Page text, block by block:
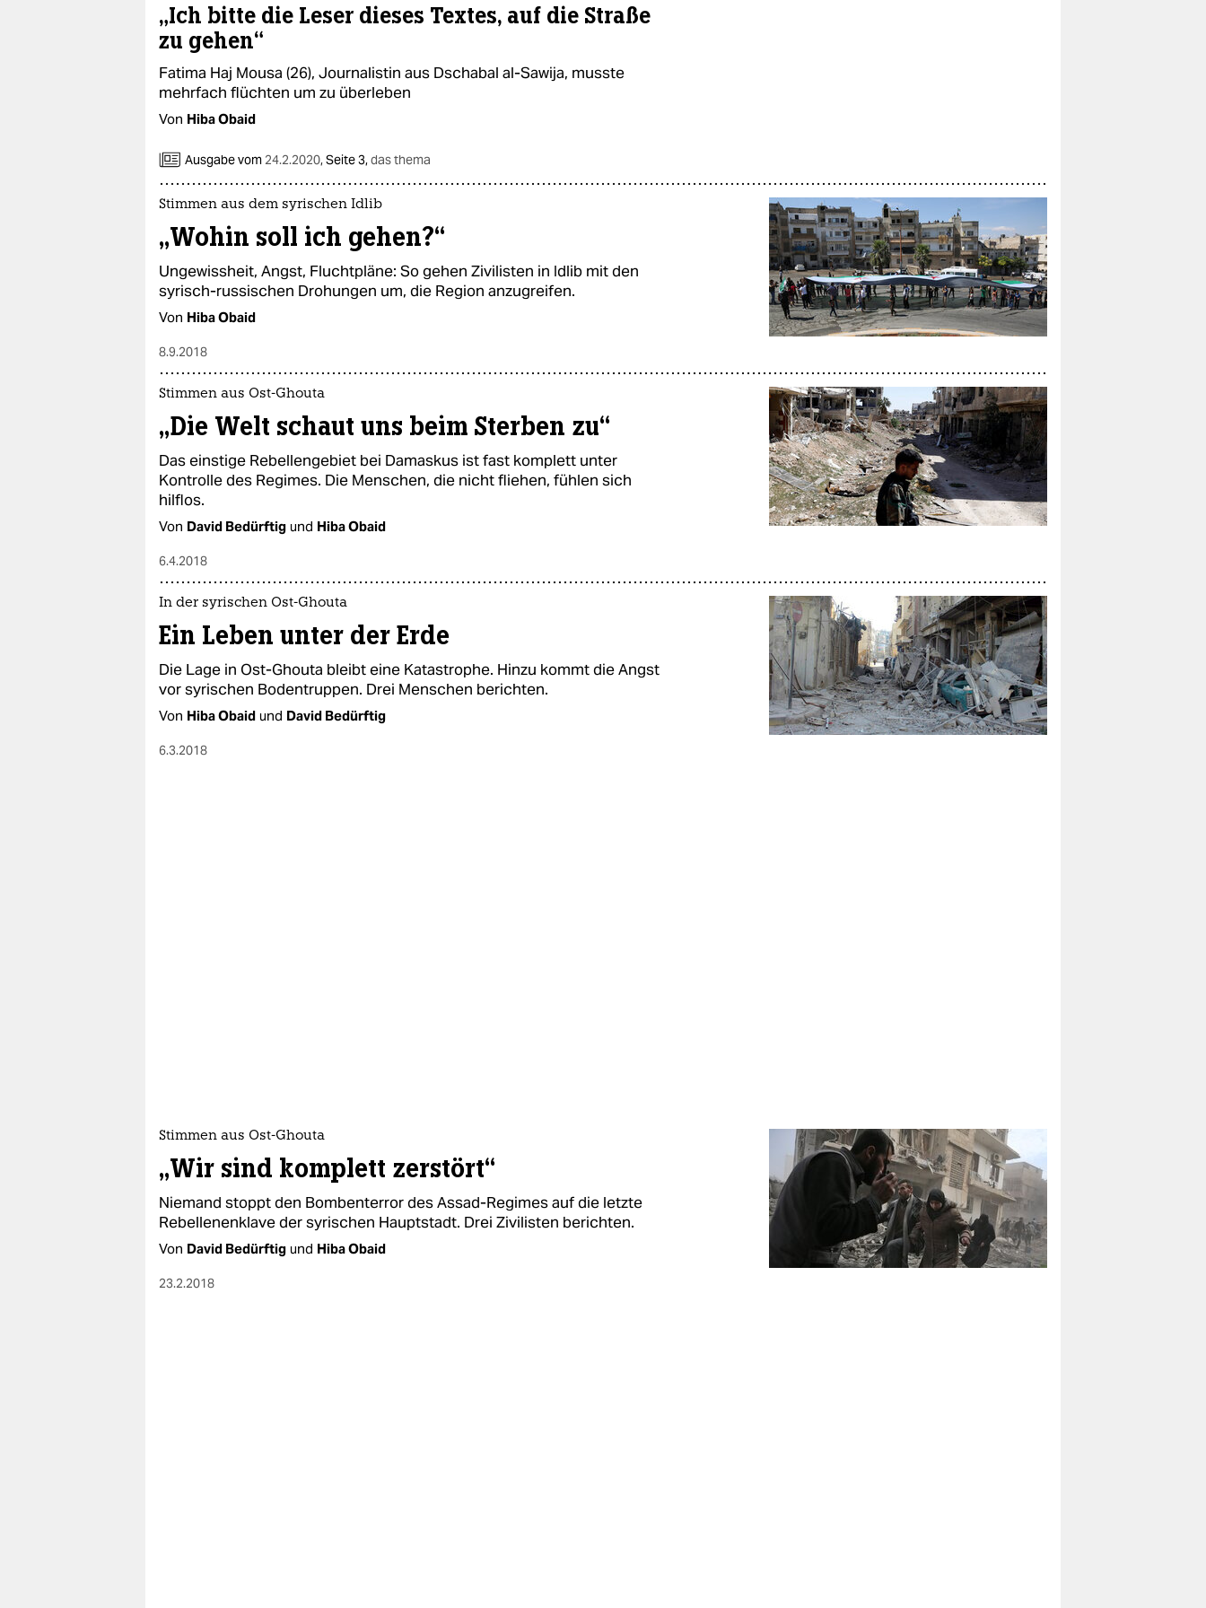
epaper login
„Ich bitte die Leser dieses Textes, auf die Straße
zu gehen“
Fatima Haj Mousa (26), Journalistin aus Dschabal al-Sawija, musste
mehrfach flüchten um zu überleben
Von Hiba Obaid
Ausgabe vom 24.2.2020,Seite 3,das thema
Stimmen aus dem syrischen Idlib
„Wohin soll ich gehen?“
Ungewissheit, Angst, Fluchtpläne: So gehen Zivilisten in Idlib mit den
syrisch-russischen Drohungen um, die Region anzugreifen.
Von Hiba Obaid
8.9.2018
Stimmen aus Ost-Ghouta
„Die Welt schaut uns beim Sterben zu“
Das einstige Rebellengebiet bei Damaskus ist fast komplett unter
Kontrolle des Regimes. Die Menschen, die nicht fliehen, fühlen sich
hilflos.
Von David Bedürftig und Hiba Obaid
6.4.2018
In der syrischen Ost-Ghouta
Ein Leben unter der Erde
Die Lage in Ost-Ghouta bleibt eine Katastrophe. Hinzu kommt die Angst
vor syrischen Bodentruppen. Drei Menschen berichten.
Von Hiba Obaid und David Bedürftig
6.3.2018
Stimmen aus Ost-Ghouta
„Wir sind komplett zerstört“
Niemand stoppt den Bombenterror des Assad-Regimes auf die letzte
Rebellenenklave der syrischen Hauptstadt. Drei Zivilisten berichten.
Von David Bedürftig und Hiba Obaid
23.2.2018